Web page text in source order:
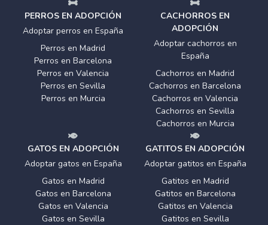
PERROS EN ADOPCIÓN
Adoptar perros en España
Perros en Madrid
Perros en Barcelona
Perros en Valencia
Perros en Sevilla
Perros en Murcia
CACHORROS EN
ADOPCIÓN
Adoptar cachorros en
España
Cachorros en Madrid
Cachorros en Barcelona
Cachorros en Valencia
Cachorros en Sevilla
Cachorros en Murcia
GATOS EN ADOPCIÓN
Adoptar gatos en España
Gatos en Madrid
Gatos en Barcelona
Gatos en Valencia
Gatos en Sevilla
GATITOS EN ADOPCIÓN
Adoptar gatitos en España
Gatitos en Madrid
Gatitos en Barcelona
Gatitos en Valencia
Gatitos en Sevilla